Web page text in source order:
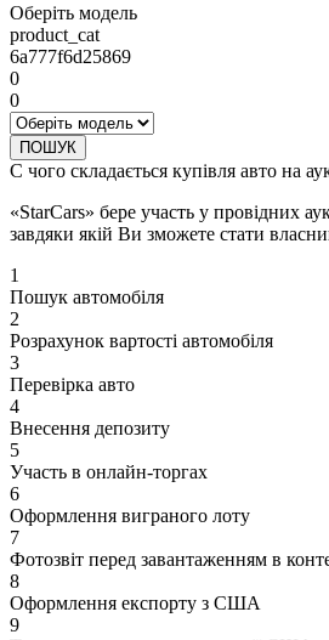
Оберіть модель
product_cat
6a777f6d25869
0
0
ПОШУК
С чого складається купівля авто на
«StarCars» бере участь у провідних
завдяки якій Ви зможете стати
1
Пошук автомобіля
2
Розрахунок вартості автомобіля
3
Перевірка авто
4
Внесення депозиту
5
Участь в онлайн-торгах
6
Оформлення виграного лоту
7
Фотозвіт перед завантаженням в
8
Оформлення експорту з США
9